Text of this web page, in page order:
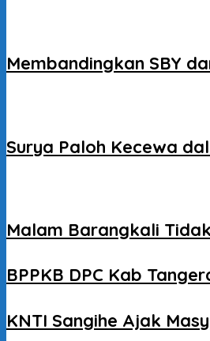
Membandingkan SBY
Surya Paloh Kecewa
Malam Barangkali
BPPKB DPC Kab
KNTI Sangihe Ajak